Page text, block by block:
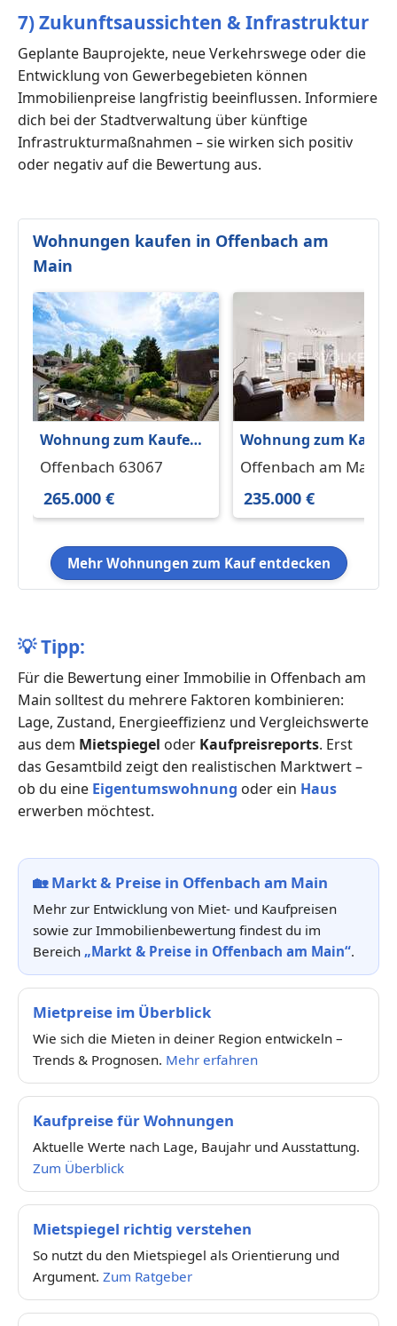
7) Zukunftsaussichten & Infrastruktur
Geplante Bauprojekte, neue Verkehrswege oder die
Entwicklung von Gewerbegebieten können
Immobilienpreise langfristig beeinflussen. Informiere
dich bei der Stadtverwaltung über künftige
Infrastrukturmaßnahmen – sie wirken sich positiv
oder negativ auf die Bewertung aus.
Wohnungen kaufen in Offenbach am
Main
Wohnung zum Kaufen
in Offenbach 265.000 €
Offenbach 63067
265.000 €
Wohnung zum
in Offenbach am
Offenbach am Main
63065
235.000 €
Mehr Wohnungen zum Kauf entdecken
💡Tipp:
Für die Bewertung einer Immobilie in Offenbach am
Main solltest du mehrere Faktoren kombinieren:
Lage, Zustand, Energieeffizienz und Vergleichswerte
aus dem Mietspiegel oder Kaufpreisreports. Erst
das Gesamtbild zeigt den realistischen Marktwert –
ob du eine Eigentumswohnung oder ein Haus
erwerben möchtest.
🏡Markt & Preise in Offenbach am Main
Mehr zur Entwicklung von Miet- und Kaufpreisen
sowie zur Immobilienbewertung findest du im
Bereich „Markt & Preise in Offenbach am Main“.
Mietpreise im Überblick
Wie sich die Mieten in deiner Region entwickeln –
Trends & Prognosen. Mehr erfahren
Kaufpreise für Wohnungen
Aktuelle Werte nach Lage, Baujahr und Ausstattung.
Zum Überblick
Mietspiegel richtig verstehen
So nutzt du den Mietspiegel als Orientierung und
Argument. Zum Ratgeber